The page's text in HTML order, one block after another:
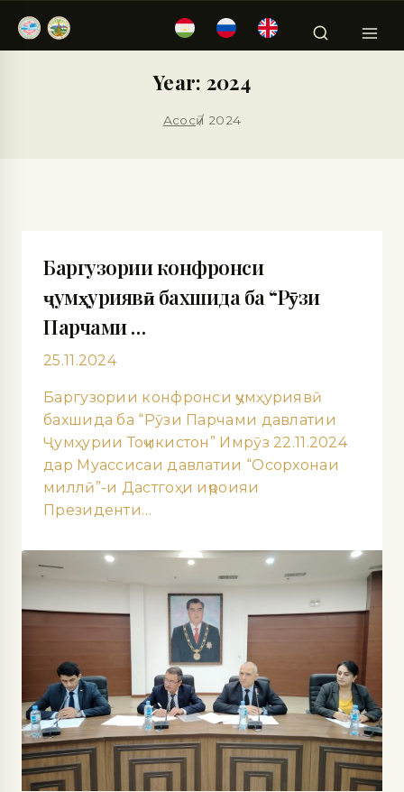
Year: 2024
Асосӣ / 2024
Баргузории конфронси
ҷумҳуриявӣ бахшида ба “Рӯзи
Парчами …
25.11.2024
Баргузории конфронси ҷумҳуриявӣ
бахшида ба “Рӯзи Парчами давлатии
Ҷумҳурии Тоҷикистон” Имрӯз 22.11.2024
дар Муассисаи давлатии “Осорхонаи
миллӣ”-и Дастгоҳи иҷроияи
Президенти…